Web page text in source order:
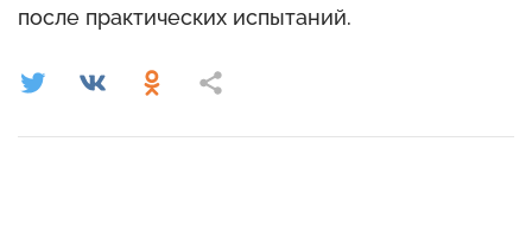
после практических испытаний.